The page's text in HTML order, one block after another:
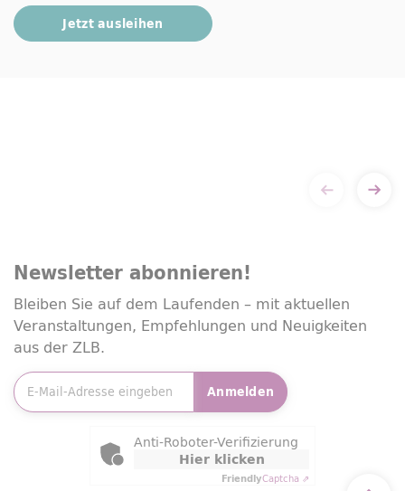
Jetzt ausleihen
Newsletter abonnieren!
Bleiben Sie auf dem Laufenden – mit aktuellen
Veranstaltungen, Empfehlungen und Neuigkeiten
aus der ZLB.
Anmelden
Friendly Captcha
Anti-Roboter-Verifizierung
Hier klicken
FriendlyCaptcha ⇗